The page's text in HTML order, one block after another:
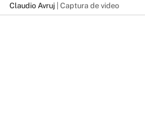
Claudio Avruj | Captura de video